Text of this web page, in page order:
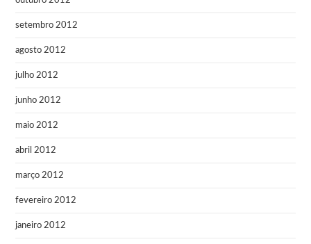
setembro 2012
agosto 2012
julho 2012
junho 2012
maio 2012
abril 2012
março 2012
fevereiro 2012
janeiro 2012